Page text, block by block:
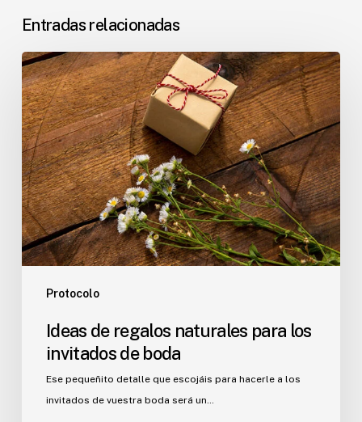
Entradas relacionadas
Protocolo
Ideas
de
regalos
naturales
para
los
invitados
de
boda
Ideas de regalos naturales para los
invitados de boda
Ese pequeñito detalle que escojáis para hacerle a los
invitados de vuestra boda será un…